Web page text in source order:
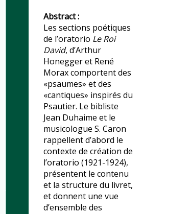
Abstract :
Les sections poétiques
de l’oratorio Le Roi
David, d’Arthur
Honegger et René
Morax comportent des
«psaumes» et des
«cantiques» inspirés du
Psautier. Le bibliste
Jean Duhaime et le
musicologue S. Caron
rappellent d’abord le
contexte de création de
l’oratorio (1921-1924),
présentent le contenu
et la structure du livret,
et donnent une vue
d’ensemble des